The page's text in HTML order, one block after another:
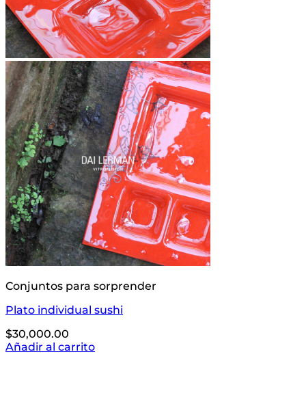
Conjuntos para sorprender
Plato individual sushi
$30,000.00
Añadir al carrito